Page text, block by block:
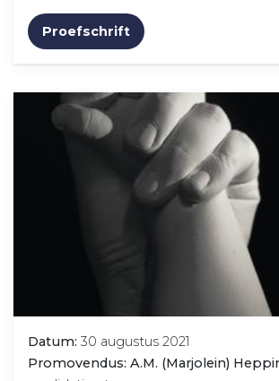
Proefschrift
Datum: 30 augustus 2021
Promovendus: A.M. (Marjolein)